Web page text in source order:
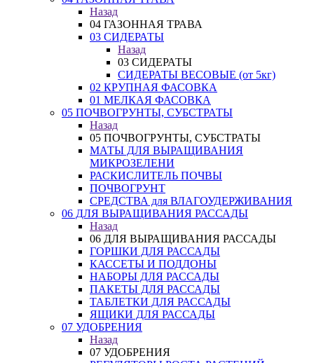
Назад
04 ГАЗОННАЯ ТРАВА
03 СИДЕРАТЫ
Назад
03 СИДЕРАТЫ
СИДЕРАТЫ ВЕСОВЫЕ (от 5кг)
02 КРУПНАЯ ФАСОВКА
01 МЕЛКАЯ ФАСОВКА
05 ПОЧВОГРУНТЫ, СУБСТРАТЫ
Назад
05 ПОЧВОГРУНТЫ, СУБСТРАТЫ
МАТЫ ДЛЯ ВЫРАЩИВАНИЯ
МИКРОЗЕЛЕНИ
РАСКИСЛИТЕЛЬ ПОЧВЫ
ПОЧВОГРУНТ
СРЕДСТВА для ВЛАГОУДЕРЖИВАНИЯ
06 ДЛЯ ВЫРАЩИВАНИЯ РАССАДЫ
Назад
06 ДЛЯ ВЫРАЩИВАНИЯ РАССАДЫ
ГОРШКИ ДЛЯ РАССАДЫ
КАССЕТЫ И ПОДДОНЫ
НАБОРЫ ДЛЯ РАССАДЫ
ПАКЕТЫ ДЛЯ РАССАДЫ
ТАБЛЕТКИ ДЛЯ РАССАДЫ
ЯЩИКИ ДЛЯ РАССАДЫ
07 УДОБРЕНИЯ
Назад
07 УДОБРЕНИЯ